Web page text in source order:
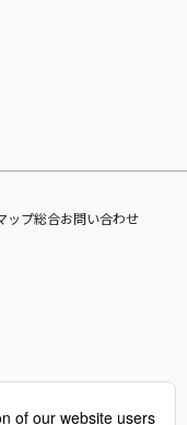
ップ総合お問い合わせ